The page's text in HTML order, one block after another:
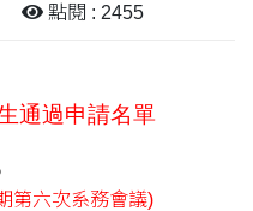
點閱 : 2455
通過申請名單
第六次系務會議)